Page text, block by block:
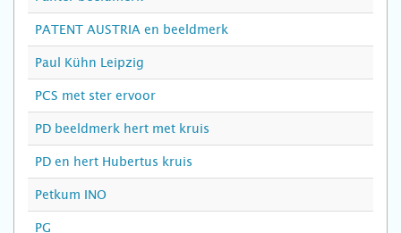
PATENT AUSTRIA en beeldmerk
Paul Kühn Leipzig
PCS met ster ervoor
PD beeldmerk hert met kruis
PD en hert Hubertus kruis
Petkum INO
PG